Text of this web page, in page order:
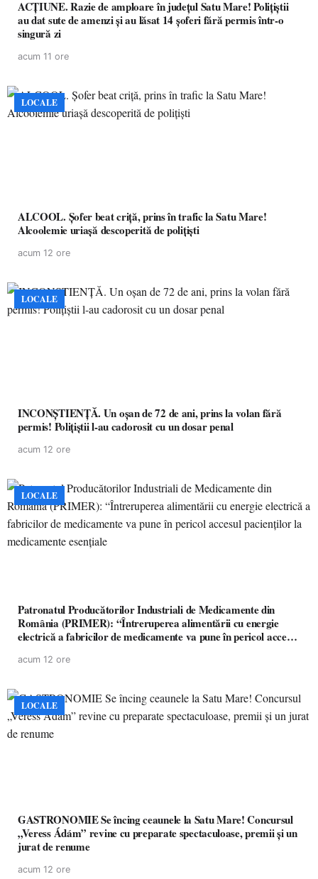
ACȚIUNE. Razie de amploare în județul Satu Mare! Polițiștii
au dat sute de amenzi și au lăsat 14 șoferi fără permis într-o
singură zi
acum 11 ore
LOCALE
ALCOOL. Șofer beat criță, prins în trafic la Satu Mare!
Alcoolemie uriașă descoperită de polițiști
acum 12 ore
LOCALE
INCONȘTIENȚĂ. Un oșan de 72 de ani, prins la volan fără
permis! Polițiștii l-au cadorosit cu un dosar penal
acum 12 ore
LOCALE
Patronatul Producătorilor Industriali de Medicamente din
România (PRIMER): “Întreruperea alimentării cu energie
electrică a fabricilor de medicamente va pune în pericol accesul
acum 12 ore
LOCALE
GASTRONOMIE Se încing ceaunele la Satu Mare! Concursul
„Veress Ádám” revine cu preparate spectaculoase, premii și un
jurat de renume
acum 12 ore